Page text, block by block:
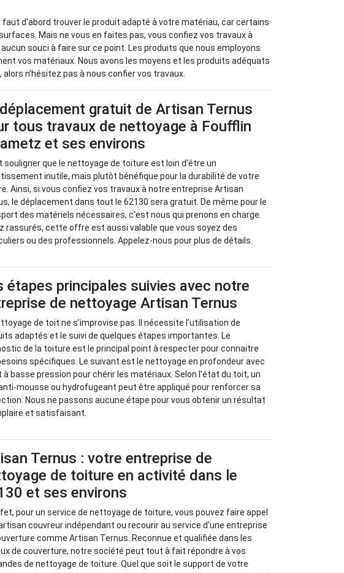
d'abord trouver le produit adapté à votre matériau, car certains
Mais ne vous en faites pas, vous confiez vos travaux à
souci à faire sur ce point. Les produits que nous employons
vos matériaux. Nous avons les moyens et les produits adéquats
n'hésitez pas à nous confier vos travaux.
gratuit de Artisan Ternus
tous travaux de nettoyage à Foufflin
et ses environs
souligner que le nettoyage de toiture est loin d'être un
inutile, mais plutôt bénéfique pour la durabilité de votre
Ainsi, si vous confiez vos travaux à notre entreprise Artisan
le déplacement dans tout le 62130 sera gratuit. De même pour le
des matériels nécessaires, c'est nous qui prenons en charge.
rassurés, cette offre est aussi valable que vous soyez des
ou des professionnels. Appelez-nous pour plus de détails.
étapes principales suivies avec notre
de nettoyage Artisan Ternus
de toit ne s’improvise pas. Il nécessite l’utilisation de
adaptés et le suivi de quelques étapes importantes. Le
de la toiture est le principal point à respecter pour connaitre
spécifiques. Le suivant est le nettoyage en profondeur avec
à basse pression pour chérir les matériaux. Selon l’état du toit, un
mousse ou hydrofugeant peut être appliqué pour renforcer sa
Nous ne passons aucune étape pour vous obtenir un résultat
et satisfaisant.
Ternus : votre entreprise de
de toiture en activité dans le
et ses environs
pour un service de nettoyage de toiture, vous pouvez faire appel
couvreur indépendant ou recourir au service d'une entreprise
comme Artisan Ternus. Reconnue et qualifiée dans les
de couverture, notre société peut tout à fait répondre à vos
de nettoyage de toiture. Quel que soit le support de votre